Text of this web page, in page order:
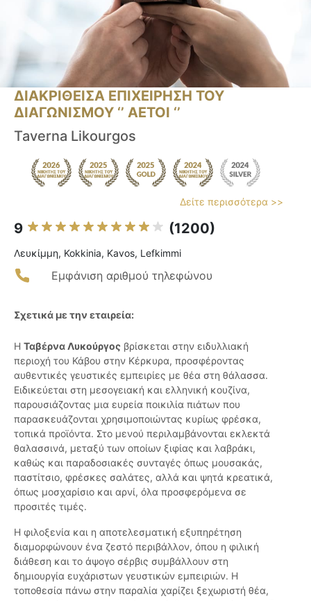
ΔΙΑΚΡΙΘΕΙΣΑ ΕΠΙΧΕΙΡΗΣΗ ΤΟΥ
ΔΙΑΓΩΝΙΣΜΟΥ ‘’ ΑΕΤΟΙ ‘’
Taverna Likourgos
Δείτε περισσότερα >>
9 (1200)
Λευκίμμη, Kokkinia, Kavos, Lefkimmi
Εμφάνιση αριθμού τηλεφώνου
Σχετικά με την εταιρεία:
Η Ταβέρνα Λυκούργος βρίσκεται στην ειδυλλιακή
περιοχή του Κάβου στην Κέρκυρα, προσφέροντας
αυθεντικές γευστικές εμπειρίες με θέα στη θάλασσα.
Ειδικεύεται στη μεσογειακή και ελληνική κουζίνα,
παρουσιάζοντας μια ευρεία ποικιλία πιάτων που
παρασκευάζονται χρησιμοποιώντας κυρίως φρέσκα,
τοπικά προϊόντα. Στο μενού περιλαμβάνονται εκλεκτά
θαλασσινά, μεταξύ των οποίων ξιφίας και λαβράκι,
καθώς και παραδοσιακές συνταγές όπως μουσακάς,
παστίτσιο, φρέσκες σαλάτες, αλλά και ψητά κρεατικά,
όπως μοσχαρίσιο και αρνί, όλα προσφερόμενα σε
προσιτές τιμές.
Η φιλοξενία και η αποτελεσματική εξυπηρέτηση
διαμορφώνουν ένα ζεστό περιβάλλον, όπου η φιλική
διάθεση και το άψογο σέρβις συμβάλλουν στη
δημιουργία ευχάριστων γευστικών εμπειριών. Η
τοποθεσία πάνω στην παραλία χαρίζει ξεχωριστή θέα,